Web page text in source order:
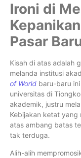
Ironi di
Pasar
Kisah di atas adalah
melanda institusi
of World baru-baru
universitas di
akademik, justru
Kebijakan ketat yang
atas ambang batas
tak terduga.
Alih-alih